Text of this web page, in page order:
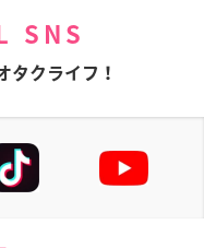
SNS
タクライフ！